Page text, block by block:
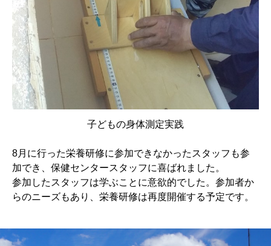
子どもの身体測定実践
8月に行った栄養研修に参加できなかったスタッフも参
加でき、保健センタースタッフに喜ばれました。
参加したスタッフは学ぶことに意欲的でした。参加者か
らのニーズもあり、栄養研修は再度開催する予定です。